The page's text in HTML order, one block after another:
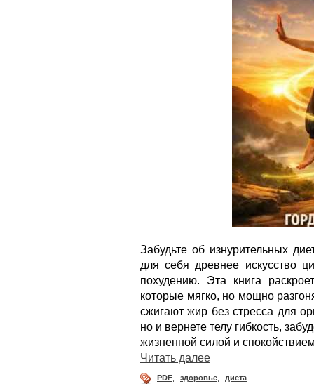
Забудьте об изнурительных
для себя древнее искусство
похудению. Эта книга
которые мягко, но мощно
сжигают жир без стресса для
но и вернете телу гибкость,
жизненной силой и
Читать далее
PDF здоровье диета